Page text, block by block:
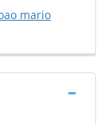
mario